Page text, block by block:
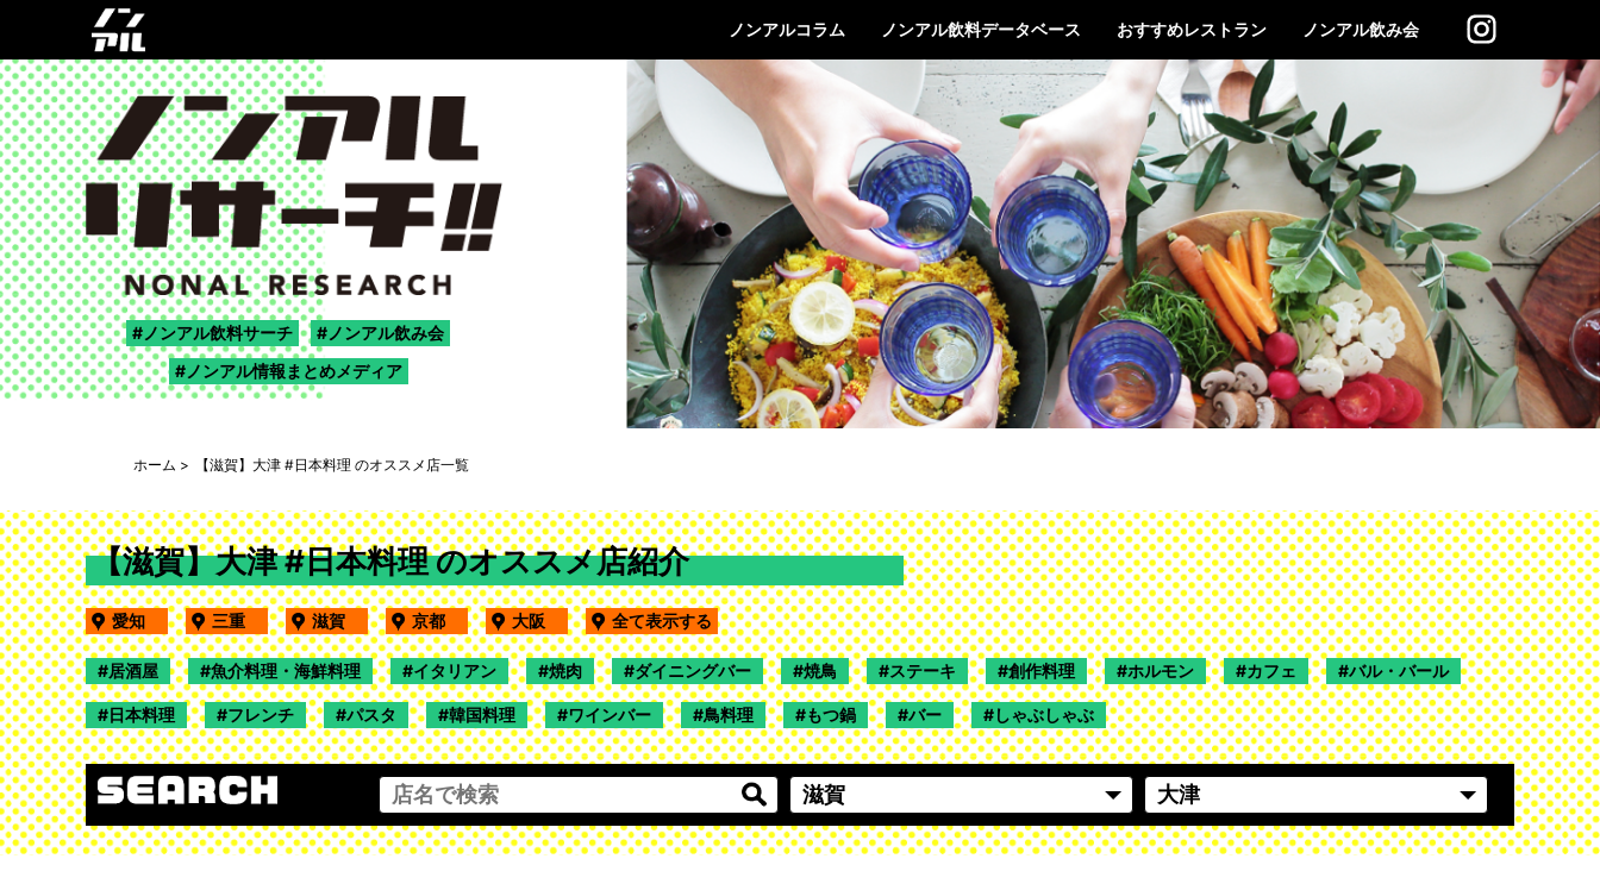
ノンアルコラム ノンアル飲料データベース おすすめレストラン ノンアル飲み会
ノンアル飲料サーチ
ノンアル飲み会
ノンアル情報まとめメディア
ホーム 【滋賀】大津 #日本料理 のオススメ店一覧
【滋賀】大津 #日本料理 のオススメ店紹介
愛知 三重 滋賀 京都 大阪 全て表示する
居酒屋 魚介料理・海鮮料理 イタリアン 焼肉 ダイニングバー 焼鳥 ステーキ 創作料理 ホルモン カフェ バル・バール
日本料理 フレンチ パスタ 韓国料理 ワインバー 鳥料理 もつ鍋 バー しゃぶしゃぶ